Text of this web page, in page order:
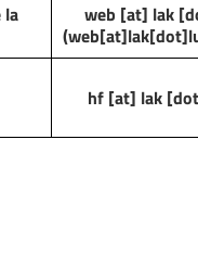
la
web [at] lak
hf[at] lak